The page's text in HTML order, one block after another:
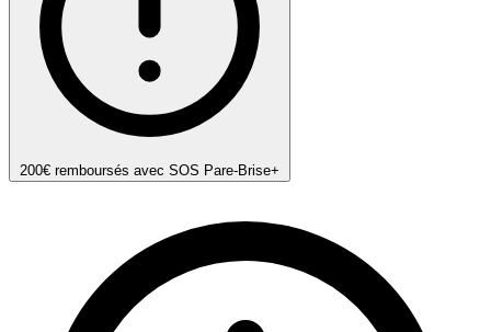
200€ remboursés avec SOS Pare-Brise+